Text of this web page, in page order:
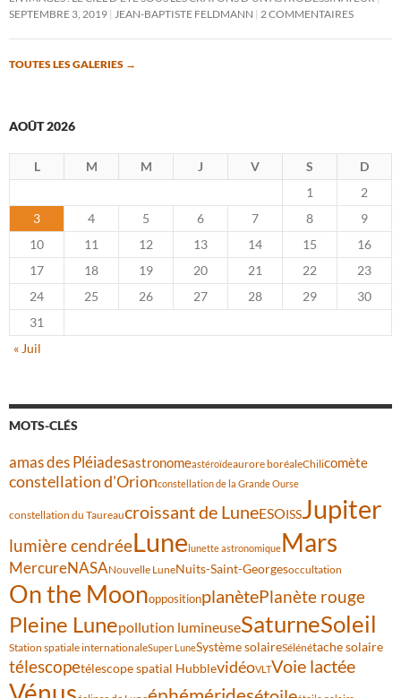
SEPTEMBRE 3, 2019
JEAN-BAPTISTE FELDMANN 2 COMMENTAIRES
TOUTES LES GALERIES →
AOÛT 2026
L M M J V S
D
1
2
3
4 5 6 7 8
9
10
11 12 13 14 15
16
17
18 19 20 21 22
23
24
25 26 27 28 29
30
31
« Juil
MOTS-CLÉS
amas des Pléiadesastronomeastéroïdeaurore boréaleChilicomète
constellation d'Orionconstellation de la Grande Ourse
constellation du Taureaucroissant de LuneESOISSJupiter
lumière cendréeLunelunette astronomiqueMars
MercureNASANouvelle LuneNuits-Saint-Georgesoccultation
On the MoonoppositionplanètePlanète rouge
Pleine Lunepollution lumineuseSaturneSoleil
Station spatiale internationaleSuper LuneSystème solaireSélénétache solaire
télescopetélescope spatial HubblevidéoVLTVoie lactée